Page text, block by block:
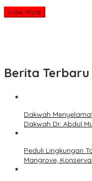
View More
Berita Terbaru
Dakwah
Dakwah Dr. Abdul
Peduli Lingkungan
Mangrove,